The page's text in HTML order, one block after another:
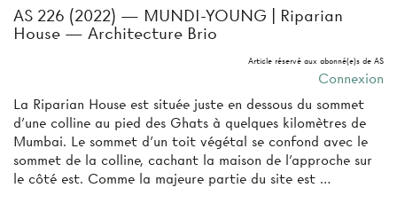
AS 226 (2022) — MUNDI-YOUNG | Riparian
House — Architecture Brio
Article réservé aux abonné(e)s de AS
Connexion
La Riparian House est située juste en dessous du sommet
d’une colline au pied des Ghats à quelques kilomètres de
Mumbai. Le sommet d’un toit végétal se confond avec le
sommet de la colline, cachant la maison de l’approche sur
le côté est. Comme la majeure partie du site est …